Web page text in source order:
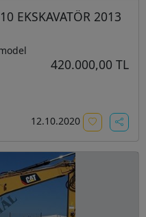
EKSKAVATÖR 2013
420.000,00 TL
12.10.2020